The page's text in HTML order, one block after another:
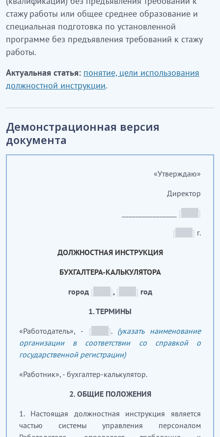
стажу работы или общее среднее образование и
специальная подготовка по установленной
программе без предъявления требований к стажу
работы.
Актуальная статья: понятие, цели использования
должностной инструкции.
Демонстрационная версия
документа
«Утверждаю»
Директор
[
]
[
] г.
ДОЛЖНОСТНАЯ ИНСТРУКЦИЯ
БУХГАЛТЕРА-КАЛЬКУЛЯТОРА
город [ ], [ ] год
1. ТЕРМИНЫ
«Работодатель», - [ ]. (указать наименование
организации в соответствии со справкой о
государственной регистрации)
«Работник», - бухгалтер-калькулятор.
2. ОБЩИЕ ПОЛОЖЕНИЯ
1. Настоящая должностная инструкция является
частью системы управления персоналом